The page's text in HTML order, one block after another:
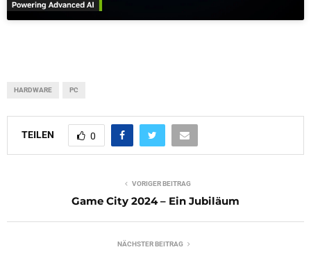
HARDWARE PC
TEILEN 0
VORIGER BEITRAG
Game City 2024 – Ein Jubiläum
NÄCHSTER BEITRAG